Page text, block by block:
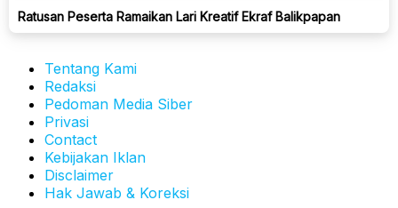
Ratusan Peserta Ramaikan Lari Kreatif Ekraf Balikpapan
Tentang Kami
Redaksi
Pedoman Media Siber
Privasi
Contact
Kebijakan Iklan
Disclaimer
Hak Jawab & Koreksi